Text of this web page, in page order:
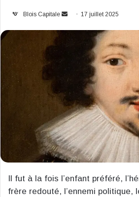
Blois Capitale
Envoyer
courriel
17 juillet 2025
Il fut à la fois l’enfant préféré,
frère redouté, l’ennemi politique,